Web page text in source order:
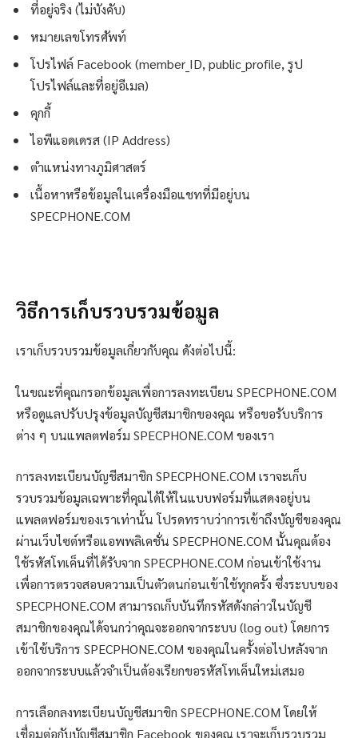
ที่อยู่จริง (ไม่บังคับ)
หมายเลขโทรศัพท์
โปรไฟล์ Facebook (member_ID, public_profile, รูป
โปรไฟล์และที่อยู่อีเมล)
คุกกี้
ไอพีแอดเดรส (IP Address)
ตำแหน่งทางภูมิศาสตร์
เนื้อหาหรือข้อมูลในเครื่องมือแชทที่มีอยู่บน
SPECPHONE.COM
วิธีการเก็บรวบรวมข้อมูล
เราเก็บรวบรวมข้อมูลเกี่ยวกับคุณ ดังต่อไปนี้:
ในขณะที่คุณกรอกข้อมูลเพื่อการลงทะเบียน SPECPHONE.COM
หรือดูแลปรับปรุงข้อมูลบัญชีสมาชิกของคุณ หรือขอรับบริการ
ต่าง ๆ บนแพลตฟอร์ม SPECPHONE.COM ของเรา
การลงทะเบียนบัญชีสมาชิก SPECPHONE.COM เราจะเก็บ
รวบรวมข้อมูลเฉพาะที่คุณได้ให้ในแบบฟอร์มที่แสดงอยู่บน
แพลตฟอร์มของเราเท่านั้น โปรดทราบว่าการเข้าถึงบัญชีของคุณ
ผ่านเว็บไซต์หรือแอพพลิเคชั่น SPECPHONE.COM นั้นคุณต้อง
ใช้รหัสโทเค็นที่ได้รับจาก SPECPHONE.COM ก่อนเข้าใช้งาน
เพื่อการตรวจสอบความเป็นตัวตนก่อนเข้าใช้ทุกครั้ง ซึ่งระบบของ
SPECPHONE.COM สามารถเก็บบันทึกรหัสดังกล่าวในบัญชี
สมาชิกของคุณได้จนกว่าคุณจะออกจากระบบ (log out) โดยการ
เข้าใช้บริการ SPECPHONE.COM ของคุณในครั้งต่อไปหลังจาก
ออกจากระบบแล้วจำเป็นต้องเรียกขอรหัสโทเค็นใหม่เสมอ
การเลือกลงทะเบียนบัญชีสมาชิก SPECPHONE.COM โดยให้
เชื่อมต่อกับบัญชีสมาชิก Facebook ของคุณ เราจะเก็บรวบรวม